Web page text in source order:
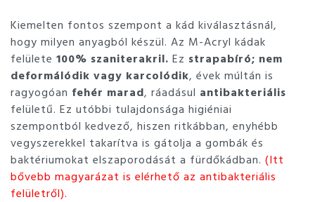
Kiemelten fontos szempont a kád kiválasztásnál,
hogy milyen anyagból készül. Az M-Acryl kádak
felülete 100% szaniterakril. Ez strapabíró; nem
deformálódik vagy karcolódik, évek múltán is
ragyogóan fehér marad, ráadásul antibakteriális
felületű. Ez utóbbi tulajdonsága higiéniai
szempontból kedvező, hiszen ritkábban, enyhébb
vegyszerekkel takarítva is gátolja a gombák és
baktériumokat elszaporodását a fürdőkádban. (Itt
bővebb magyarázat is elérhető az antibakteriális
felületről).